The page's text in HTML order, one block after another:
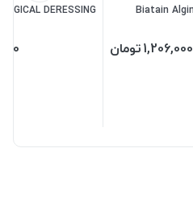
1,206,000تومان
DERESSING